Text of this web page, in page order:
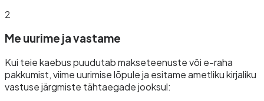
2
Me uurime ja vastame
Kui teie kaebus puudutab makseteenuste või e-raha
pakkumist, viime uurimise lõpule ja esitame ametliku kirjaliku
vastuse järgmiste tähtaegade jooksul: